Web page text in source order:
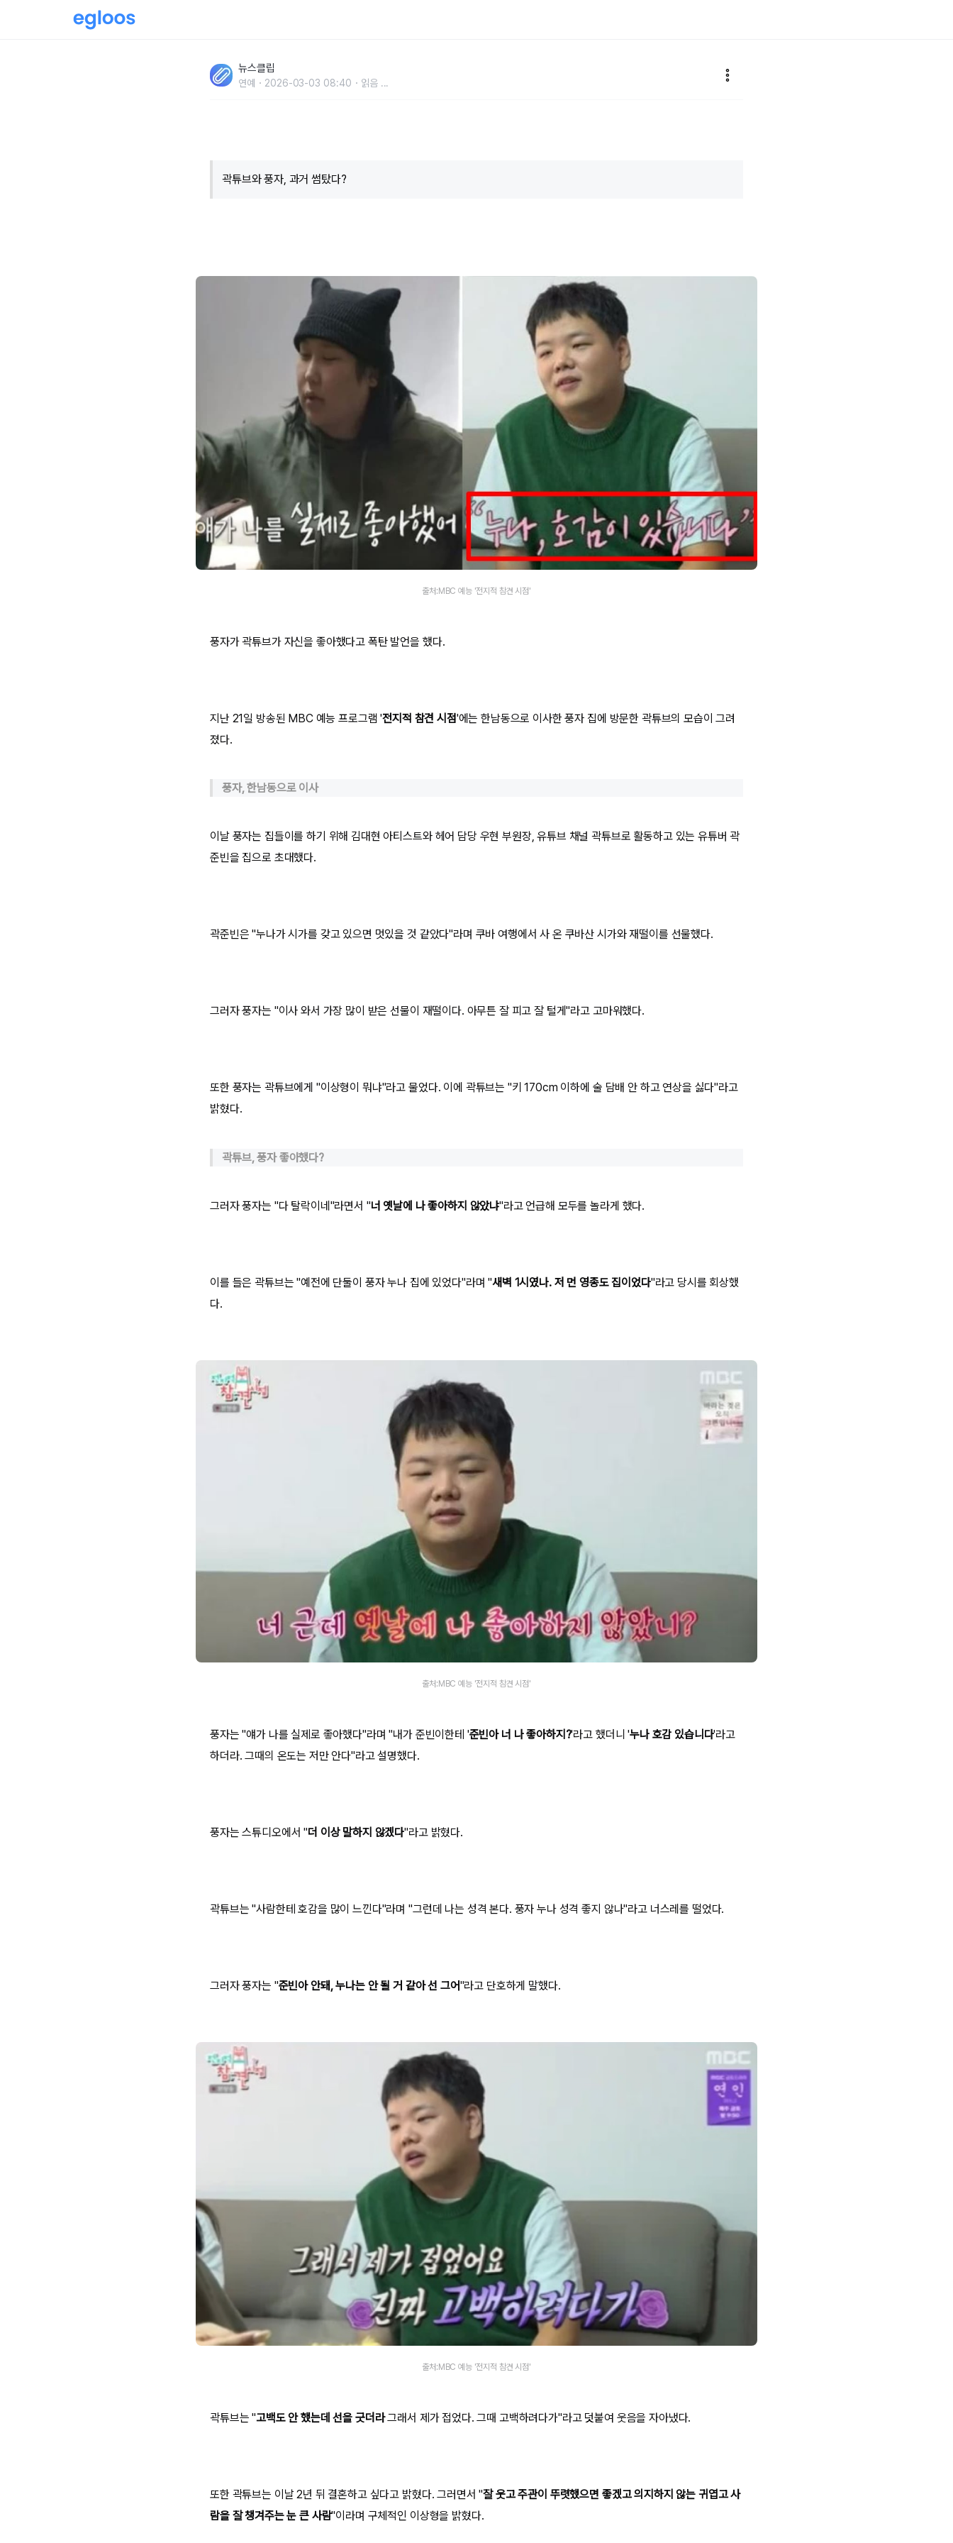
뉴스클립
연예 2026-03-03 08:40 읽음 ...
​곽튜브와 풍자, 과거 썸탔다?
출처:MBC 예능 '전지적 참견 시점'
풍자가 곽튜브가 자신을 좋아했다고 폭탄 발언을 했다.
지난 21일 방송된 MBC 예능 프로그램 '전지적 참견 시점'에는 한남동으로 이사한 풍자 집에 방문한 곽튜브의 모습이 그려
졌다.
풍자, 한남동으로 이사
이날 풍자는 집들이를 하기 위해 김대현 아티스트와 헤어 담당 우현 부원장, 유튜브 채널 곽튜브로 활동하고 있는 유튜버 곽
준빈을 집으로 초대했다.
곽준빈은 "누나가 시가를 갖고 있으면 멋있을 것 같았다"라며 쿠바 여행에서 사 온 쿠바산 시가와 재떨이를 선물했다.
그러자 풍자는 "이사 와서 가장 많이 받은 선물이 재떨이다. 아무튼 잘 피고 잘 털게"라고 고마워했다.
또한 풍자는 곽튜브에게 "이상형이 뭐냐"라고 물었다. 이에 곽튜브는 "키 170cm 이하에 술 담배 안 하고 연상을 싫다"라고
밝혔다.
곽튜브, 풍자 좋아했다?
그러자 풍자는 "다 탈락이네"라면서 "너 옛날에 나 좋아하지 않았냐"라고 언급해 모두를 놀라게 했다.
이를 들은 곽튜브는 "예전에 단둘이 풍자 누나 집에 있었다"라며 "새벽 1시였나. 저 먼 영종도 집이었다"라고 당시를 회상했
다.
출처:MBC 예능 '전지적 참견 시점'
풍자는 "얘가 나를 실제로 좋아했다"라며 "내가 준빈이한테 '준빈아 너 나 좋아하지?'라고 했더니 '누나 호감 있습니다'라고
하더라. 그때의 온도는 저만 안다"라고 설명했다.
풍자는 스튜디오에서 "더 이상 말하지 않겠다"라고 밝혔다.
곽튜브는 "사람한테 호감을 많이 느낀다"라며 "그런데 나는 성격 본다. 풍자 누나 성격 좋지 않나"라고 너스레를 떨었다.
그러자 풍자는 "준빈아 안돼, 누나는 안 될 거 같아 선 그어"라고 단호하게 말했다.
출처:MBC 예능 '전지적 참견 시점'
곽튜브는 "고백도 안 했는데 선을 긋더라그래서 제가 접었다. 그때 고백하려다가"라고 덧붙여 웃음을 자아냈다.
또한 곽튜브는 이날 2년 뒤 결혼하고 싶다고 밝혔다. 그러면서 "잘 웃고 주관이 뚜렷했으면 좋겠고 의지하지 않는 귀엽고 사
람을 잘 챙겨주는 눈 큰 사람"이라며 구체적인 이상형을 밝혔다.